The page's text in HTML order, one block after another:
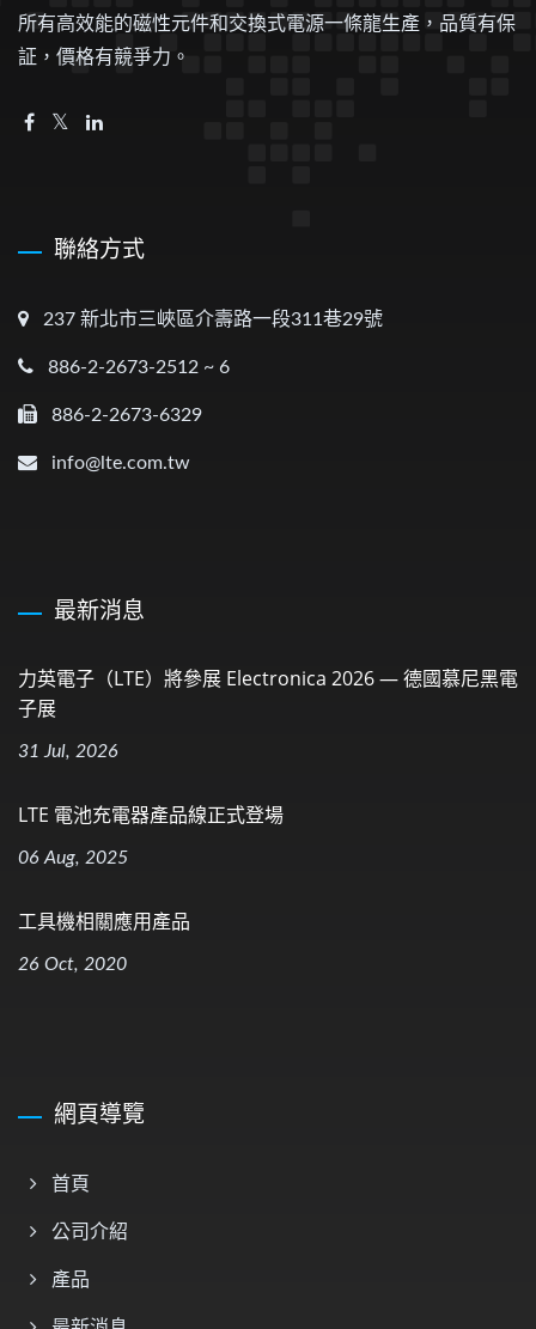
所有高效能的磁性元件和交換式電源一條龍生產，品質有保
証，價格有競爭力。
聯絡方式
237 新北市三峽區介壽路一段311巷29號
886-2-2673-2512 ~ 6
886-2-2673-6329
info@lte.com.tw
最新消息
力英電子（LTE）將參展 Electronica 2026 — 德國慕尼黑電
子展
31 Jul, 2026
LTE 電池充電器產品線正式登場
06 Aug, 2025
工具機相關應用產品
26 Oct, 2020
網頁導覽
首頁
公司介紹
產品